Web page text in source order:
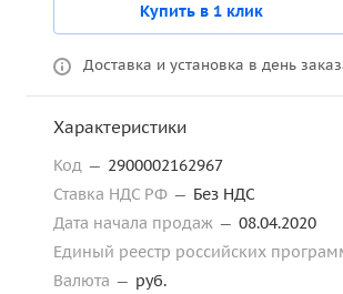
Купить в 1 клик
Доставка и установка в день
Характеристики
Код — 2900002162967
Ставка НДС РФ — Без НДС
Дата начала продаж — 08.04.2020
Единый реестр российских
Валюта — руб.